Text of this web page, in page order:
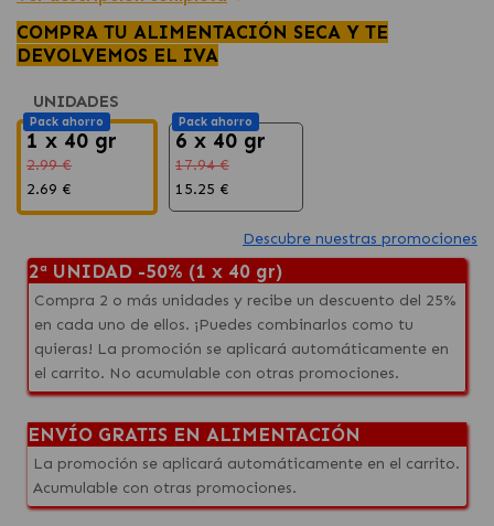
mientras cuida de su salud bucal.
Fórmula equilibrada y práctica,ideal para premiar a
tu gato mientras mantiene sus
COMPRA TU ALIMENTACIÓN SECA Y TE
DEVOLVEMOS EL IVA
UNIDADES
Pack ahorro
1 x 40 gr
2.99 €
2.69 €
Pack ahorro
6 x 40 gr
17.94 €
15.25 €
Descubre nuestras promociones
2ª UNIDAD -50% (1 x 40 gr)
Compra 2 o más unidades y recibe un descuento del 25%
en cada uno de ellos. ¡Puedes combinarlos como tu
quieras! La promoción se aplicará automáticamente en
el carrito. No acumulable con otras promociones.
ENVÍO GRATIS EN ALIMENTACIÓN
La promoción se aplicará automáticamente en el carrito.
Acumulable con otras promociones.